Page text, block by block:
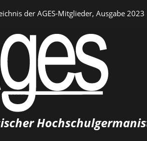
der AGES-Mitglieder, Ausgabe 2023